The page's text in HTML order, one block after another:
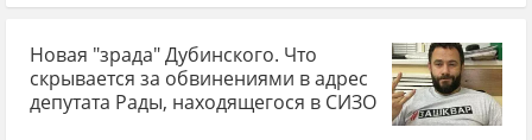
история СССР Украина Россия
Киев Михаил Булгаков Иосиф Сталин
Антон Дробович
Новая "зрада" Дубинского. Что
скрывается за обвинениями в адрес
депутата Рады, находящегося в СИЗО